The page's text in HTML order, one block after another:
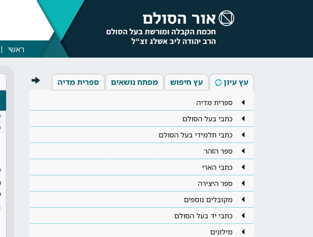
ראשי
עץ עיון עץ חיפוש מפתח נושאים ספרית מדיה
ספרית מדיה
כתבי בעל הסולם
כתבי תלמידי בעל הסולם
ספר הזהר
כתבי הארי
ספר היצירה
מקובלים נוספים
כתבי יד בעל הסולם
מילונים